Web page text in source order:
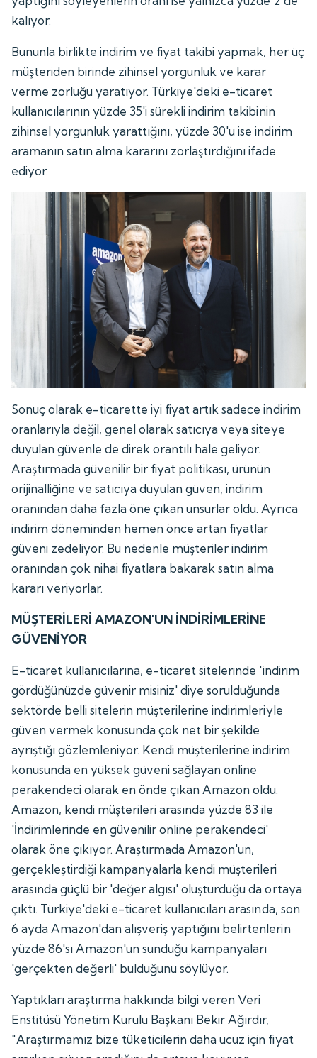
kalıyor.
Bununla birlikte indirim ve fiyat takibi yapmak, her üç
müşteriden birinde zihinsel yorgunluk ve karar
verme zorluğu yaratıyor. Türkiye'deki e-ticaret
kullanıcılarının yüzde 35'i sürekli indirim takibinin
zihinsel yorgunluk yarattığını, yüzde 30'u ise indirim
aramanın satın alma kararını zorlaştırdığını ifade
ediyor.
Sonuç olarak e-ticarette iyi fiyat artık sadece indirim
oranlarıyla değil, genel olarak satıcıya veya siteye
duyulan güvenle de direk orantılı hale geliyor.
Araştırmada güvenilir bir fiyat politikası, ürünün
orijinalliğine ve satıcıya duyulan güven, indirim
oranından daha fazla öne çıkan unsurlar oldu. Ayrıca
indirim döneminden hemen önce artan fiyatlar
güveni zedeliyor. Bu nedenle müşteriler indirim
oranından çok nihai fiyatlara bakarak satın alma
kararı veriyorlar.
MÜŞTERİLERİ AMAZON'UN İNDİRİMLERİNE
GÜVENİYOR
E-ticaret kullanıcılarına, e-ticaret sitelerinde 'indirim
gördüğünüzde güvenir misiniz' diye sorulduğunda
sektörde belli sitelerin müşterilerine indirimleriyle
güven vermek konusunda çok net bir şekilde
ayrıştığı gözlemleniyor. Kendi müşterilerine indirim
konusunda en yüksek güveni sağlayan online
perakendeci olarak en önde çıkan Amazon oldu.
Amazon, kendi müşterileri arasında yüzde 83 ile
'İndirimlerinde en güvenilir online perakendeci'
olarak öne çıkıyor. Araştırmada Amazon'un,
gerçekleştirdiği kampanyalarla kendi müşterileri
arasında güçlü bir 'değer algısı' oluşturduğu da ortaya
çıktı. Türkiye'deki e-ticaret kullanıcıları arasında, son
6 ayda Amazon'dan alışveriş yaptığını belirtenlerin
yüzde 86'sı Amazon'un sunduğu kampanyaları
'gerçekten değerli' bulduğunu söylüyor.
Yaptıkları araştırma hakkında bilgi veren Veri
Enstitüsü Yönetim Kurulu Başkanı Bekir Ağırdır,
"Araştırmamız bize tüketicilerin daha ucuz için fiyat